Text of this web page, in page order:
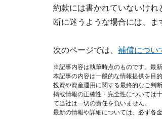
約款には書かれていないけれ
断に迷うような場合には、ま
次のページでは、 補償につい
※記事内容は執筆時点のものです。最
本記事の内容は一般的な情報提供を目
投資や資産運用に関する最終的なご判
掲載情報の正確性・完全性については
て当社は一切の責任を負いません。
最新の情報や詳細については、必ず各